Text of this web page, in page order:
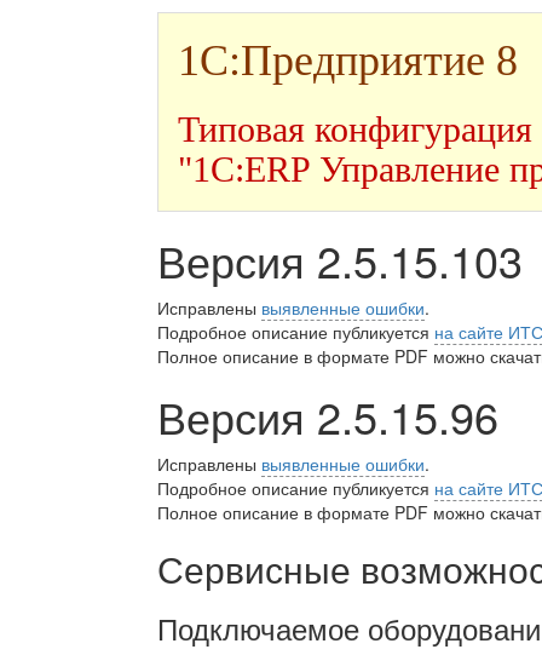
1С:Предприятие 8
Типовая конфигурация
"1С:ERP Управление
Версия 2.5.15.103
Исправлены выявленные ошибки.
Подробное описание публикуется на сайте ИТС
Полное описание в формате PDF можно
Версия 2.5.15.96
Исправлены выявленные ошибки.
Подробное описание публикуется на сайте ИТС
Полное описание в формате PDF можно
Сервисные
Подключаемое